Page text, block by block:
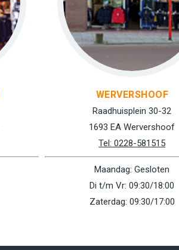
WERVERSHOOF
Raadhuisplein 30-32
1693 EA Wervershoof
Tel: 0228-581515
Maandag: Gesloten
Di t/m Vr: 09:30/18:00
Zaterdag: 09:30/17:00